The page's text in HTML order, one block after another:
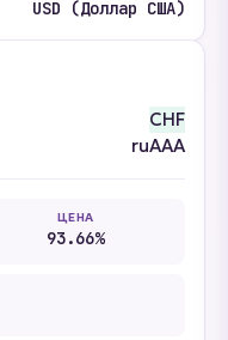
USD (Доллар США)
CHF
ruAAA
ЦЕНА
93.66%